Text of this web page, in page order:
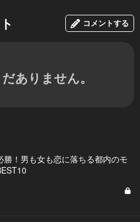
コメントする
ありません。
勝！男も女も恋に落ちる都内のモ